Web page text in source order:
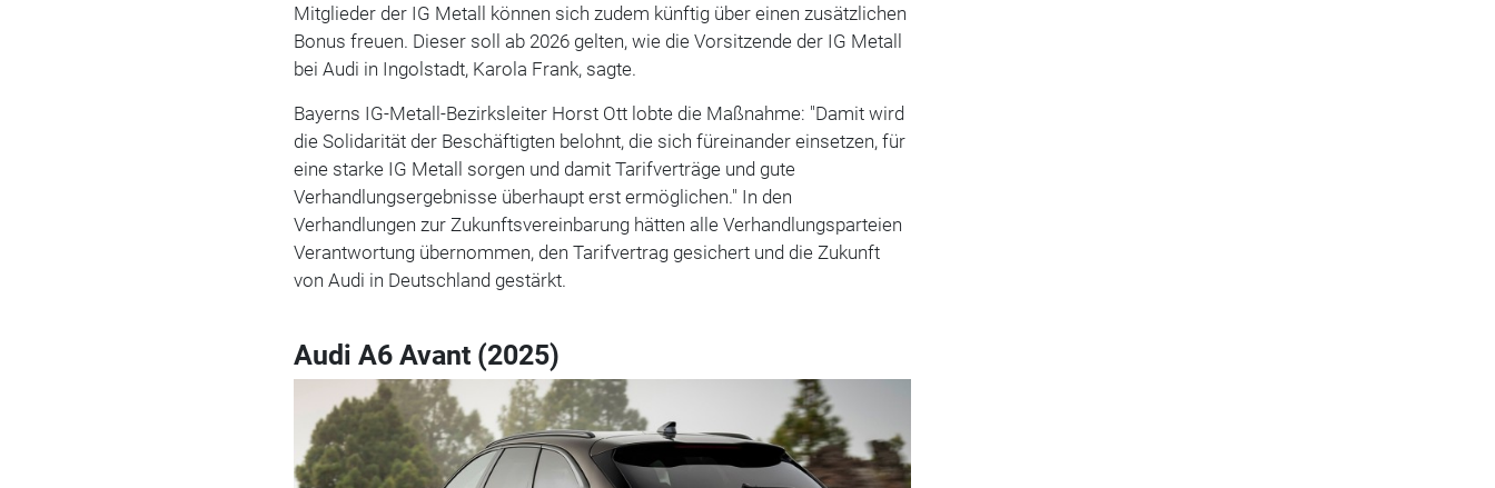
Mitglieder der IG Metall können sich zudem künftig über einen zusätzlichen
Bonus freuen. Dieser soll ab 2026 gelten, wie die Vorsitzende der IG Metall
bei Audi in Ingolstadt, Karola Frank, sagte.
Bayerns IG-Metall-Bezirksleiter Horst Ott lobte die Maßnahme: "Damit wird
die Solidarität der Beschäftigten belohnt, die sich füreinander einsetzen, für
eine starke IG Metall sorgen und damit Tarifverträge und gute
Verhandlungsergebnisse überhaupt erst ermöglichen." In den
Verhandlungen zur Zukunftsvereinbarung hätten alle Verhandlungsparteien
Verantwortung übernommen, den Tarifvertrag gesichert und die Zukunft
von Audi in Deutschland gestärkt.
Audi A6 Avant (2025)